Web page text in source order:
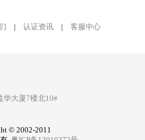
| 认证资讯 | 客服中心
华大厦7楼北10#
© 2002-2011